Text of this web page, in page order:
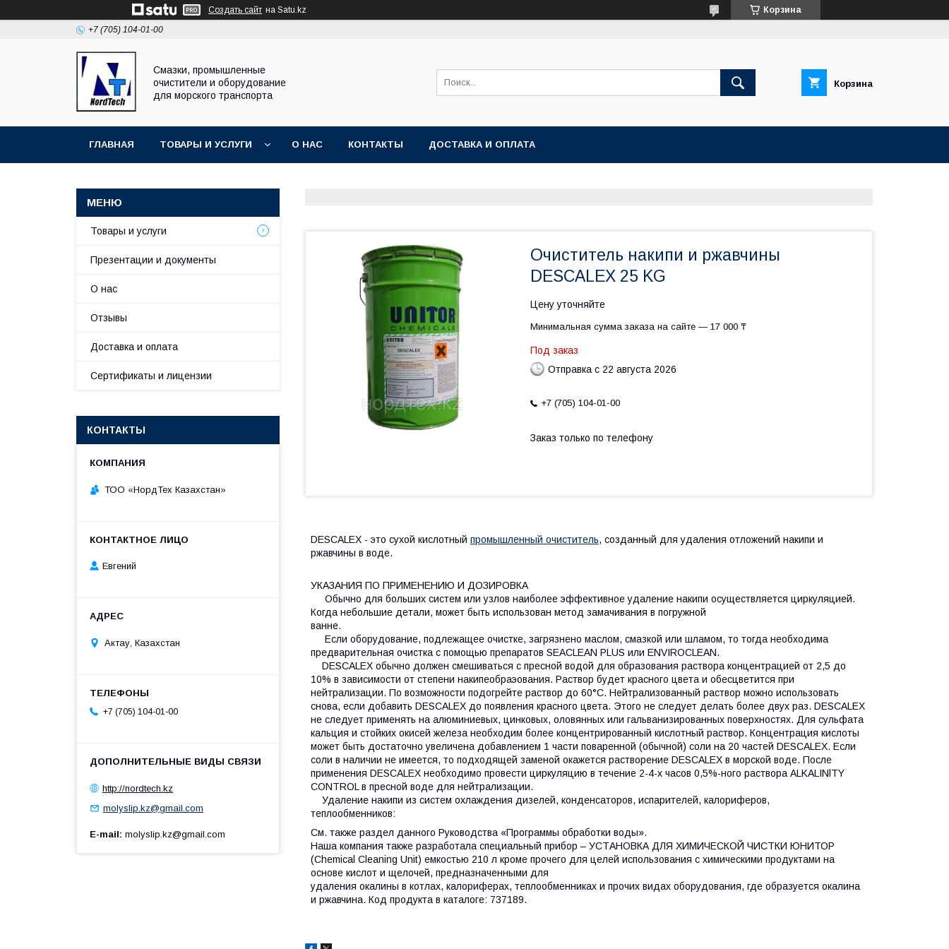
Создать сайт на Satu.kz Корзина
+7 (705) 104-01-00
Смазки, промышленные
очистители и оборудование
для морского транспорта
Корзина
ГЛАВНАЯ ТОВАРЫ И УСЛУГИ О НАС КОНТАКТЫ ДОСТАВКА И ОПЛАТА
Очиститель накипи и ржавчины
DESCALEX 25 KG
Цену уточняйте
Минимальная сумма заказа на сайте — 17 000 ₸
Под заказ
Отправка с 22 августа 2026
+7 (705) 104-01-00
Заказ только по телефону
DESCALEX - это сухой кислотный промышленный очиститель, созданный для удаления отложений накипи и
ржавчины в воде.
УКАЗАНИЯ ПО ПРИМЕНЕНИЮ И ДОЗИРОВКА
Обычно для больших систем или узлов наиболее эффективное удаление накипи осуществляется циркуляцией.
Когда небольшие детали, может быть использован метод замачивания в погружной
ванне.
Если оборудование, подлежащее очистке, загрязнено маслом, смазкой или шламом, то тогда необходима
предварительная очистка с помощью препаратов SEACLEAN PLUS или ENVIROCLEAN.
DESCALEX обычно должен смешиваться с пресной водой для образования раствора концентрацией от 2,5 до
10% в зависимости от степени накипеобраэования. Раствор будет красного цвета и обесцветится при
нейтрализации. По возможности подогрейте раствор до 60°С. Нейтрализованный раствор можно использовать
снова, если добавить DESCALEX до появления красного цвета. Этого не следует делать более двух раз. DESCALEX
не следует применять на алюминиевых, цинковых, оловянных или гальванизированных поверхностях. Для сульфата
кальция и стойких окисей железа необходим более концентрированный кислотный раствор. Концентрация кислоты
может быть достаточно увеличена добавлением 1 части поваренной (обычной) соли на 20 частей DESCALEX. Если
соли в наличии не имеется, то подходящей заменой окажется растворение DESCALEX в морской воде. После
применения DESCALEX необходимо провести циркуляцию в течение 2-4-х часов 0,5%-ного раствора ALKALINlTY
CONTROL в пресной воде для нейтрализации.
Удаление накипи из систем охлаждения дизелей, конденсаторов, испарителей, калориферов,
теплообменников:
См. также раздел данного Руководства «Программы обработки воды».
Наша компания также разработала специальный прибор – УСТАНОВКА ДЛЯ ХИМИЧЕСКОЙ ЧИСТКИ ЮНИТОР
(Chemical Cleaning Unit) емкостью 210 л кроме прочего для целей использования с химическими продуктами на
основе кислот и щелочей, предназначенными для
удаления окалины в котлах, калориферах, теплообменниках и прочих видах оборудования, где образуется окалина
и ржавчина. Код продукта в каталоге: 737189.
Товары и услуги
Презентации и документы
О нас
Отзывы
Доставка и оплата
Сертификаты и лицензии
КОНТАКТЫ
ТОО «НордТех Казахстан»
Евгений
Актау, Казахстан
+7 (705) 104-01-00
http://nordtech.kz
molyslip.kz@gmail.com
E-mail molyslip.kz@gmail.com